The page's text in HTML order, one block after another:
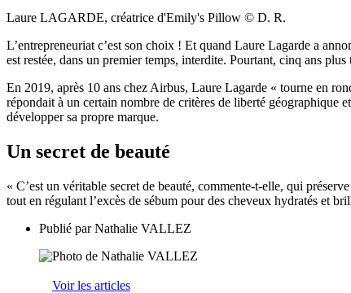
Laure LAGARDE, créatrice d'Emily's Pillow © D. R.
L’entrepreneuriat c’est son choix ! Et quand Laure Lagarde a
est restée, dans un premier temps, interdite. Pourtant, cinq ans
En 2019, après 10 ans chez Airbus, Laure Lagarde « tourne en
répondait à un certain nombre de critères de liberté géographique
développer sa propre marque.
Un secret de beauté
« C’est un véritable secret de beauté, commente-t-elle, qui
tout en régulant l’excès de sébum pour des cheveux hydratés et
Publié parNathalie VALLEZ
Voir les articles